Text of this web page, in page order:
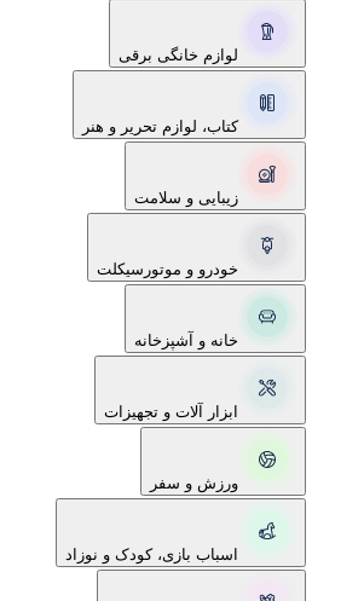
لوازم خانگی برقی
کتاب، لوازم تحریر و هنر
زیبایی و سلامت
خودرو و موتورسیکلت
خانه و آشپزخانه
ابزار آلات و تجهیزات
ورزش و سفر
اسباب بازی، کودک و نوزاد